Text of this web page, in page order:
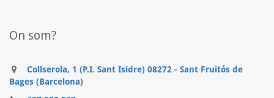
On som?
Collserola, 1 (P.I. Sant Isidre) 08272 - Sant Fruitós de
Bages (Barcelona)